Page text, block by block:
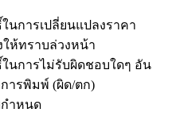
นการเปลี่ยนแปลงราคา
ห้ทราบล่วงหน้า
นการไม่รับผิดชอบใดๆ อัน
ารพิมพ์ (ผิด/ตก)
กำหนด